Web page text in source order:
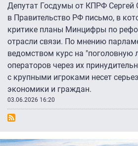
Депутат Госдумы от КПРФ Сергей
в Правительство РФ письмо, в
критике планы Минцифры по
отрасли связи. По мнению
ведомством курс на
операторов через их
с крупными игроками несет
экономики и граждан.
03.06.2026 16:20